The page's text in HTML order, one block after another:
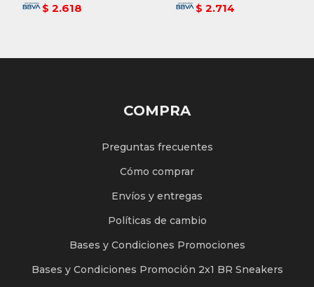
$ 2.618 $ 2.714
COMPRA
Preguntas frecuentes
Cómo comprar
Envíos y entregas
Políticas de cambio
Bases y Condiciones Promociones
Bases y Condiciones Promoción 2x1 BR Sneakers